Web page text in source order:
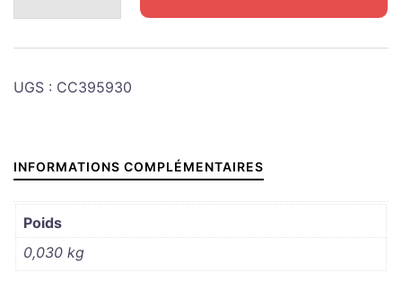
DODGE
WC
RESSORT
UGS : CC395930
INFORMATIONS COMPLÉMENTAIRES
Poids
0,030 kg